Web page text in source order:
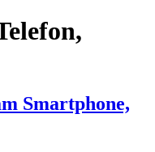
Smartphone,